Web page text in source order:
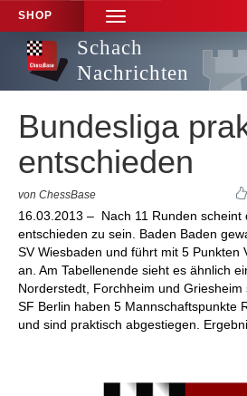
SHOP
TOGGLE
NAVIGATION
Schach
Nachrichten
Bundesliga
entschieden
von ChessBase
16.03.2013 – Nach 11 Runden scheint
entschieden zu sein. Baden Baden
SV Wiesbaden und führt mit 5 Punkten
an. Am Tabellenende sieht es ähnlich
Norderstedt, Forchheim und
SF Berlin haben 5 Mannschaftspunkte
und sind praktisch abgestiegen.